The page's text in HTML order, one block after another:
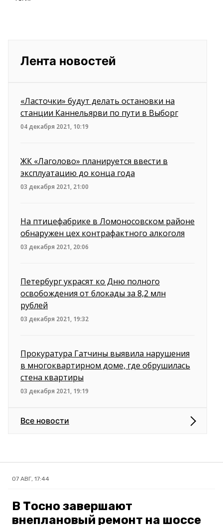
Лента новостей
«Ласточки» будут делать остановки на
станции Каннельярви по пути в Выборг
04 декабря 2021, 10:19
ЖК «Лаголово» планируется ввести в
эксплуатацию до конца года
03 декабря 2021, 21:00
На птицефабрике в Ломоносовском районе
обнаружен цех контрафактного алкоголя
03 декабря 2021, 20:06
Петербург украсят ко Дню полного
освобождения от блокады за 8,2 млн
рублей
03 декабря 2021, 19:32
Прокуратура Гатчины выявила нарушения
в многоквартирном доме, где обрушилась
стена квартиры
03 декабря 2021, 19:19
Все новости
07 АВГ, 17:44
В Тосно завершают
внеплановый ремонт на шоссе